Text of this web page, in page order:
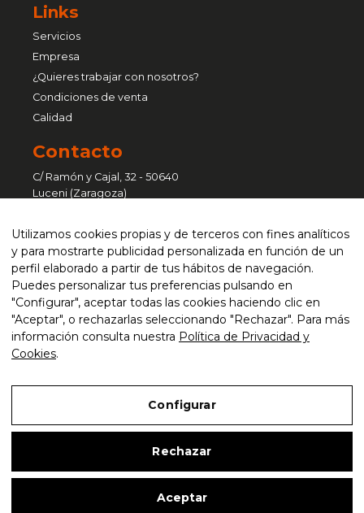
Links
Servicios
Empresa
¿Quieres trabajar con nosotros?
Condiciones de venta
Calidad
Contacto
C/ Ramón y Cajal, 32 - 50640
Luceni (Zaragoza)
Pol. Ind. Sant Vicenç - C/ Ferralla, 41
nave 6 - 08755 Castellbisbal
atencionalcliente@curvaser.com
+34 976 651 333 / 93 635 76 50
Legal
Mapa web
Copyright © 2026 Curvaser
Utilizamos cookies propias y de terceros con fines analíticos
y para mostrarte publicidad personalizada en función de un
perfil elaborado a partir de tus hábitos de navegación.
Puedes personalizar tus preferencias pulsando en
"Configurar", aceptar todas las cookies haciendo clic en
"Aceptar", o rechazarlas seleccionando "Rechazar". Para más
información consulta nuestra Política de Privacidad y
Cookies.
Configurar
Rechazar
Aceptar